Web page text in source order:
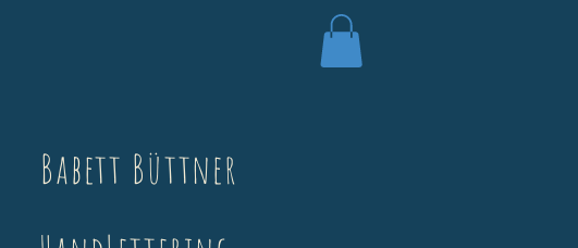
Babett Büttner